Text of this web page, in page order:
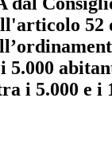
52
5.000
i 5.000 e i